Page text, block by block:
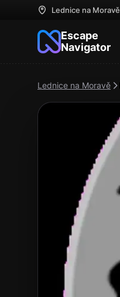
Lednice na Moravě
Escape
Navigator
Lednice na Moravě